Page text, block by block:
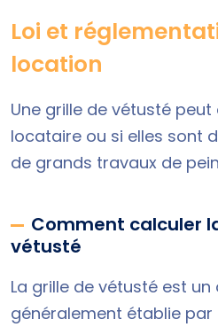
Loi et
location
Une grille de vétusté
locataire ou si elles sont
de grands travaux de
Comment calculer
vétusté
La grille de vétusté est un
généralement établie par